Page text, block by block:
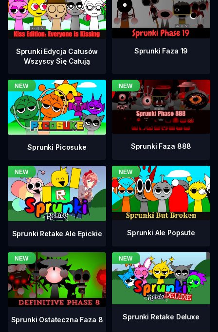
Sprunki Edycja Całusów
Wszyscy Się Całują
Sprunki Faza 19
Sprunki Picosuke Sprunki Faza 888
Sprunki Retake Ale Epickie Sprunki Ale Popsute
Sprunki Ostateczna Faza 8 Sprunki Retake Deluxe